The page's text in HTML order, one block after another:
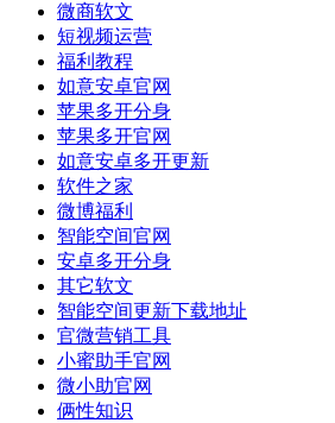
微商软文
短视频运营
福利教程
如意安卓官网
苹果多开分身
苹果多开官网
如意安卓多开更新
软件之家
微博福利
智能空间官网
安卓多开分身
其它软文
智能空间更新下载地址
官微营销工具
小蜜助手官网
微小助官网
俩性知识